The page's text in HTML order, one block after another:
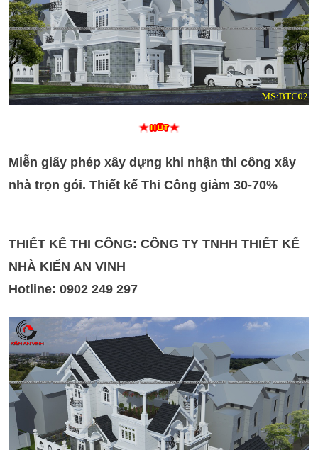
Miễn giấy phép xây dựng khi nhận thi công xây
nhà trọn gói. Thiết kế Thi Công giảm 30-70%
THIẾT KẾ THI CÔNG: CÔNG TY TNHH THIẾT KẾ
NHÀ KIẾN AN VINH
Hotline: 0902 249 297